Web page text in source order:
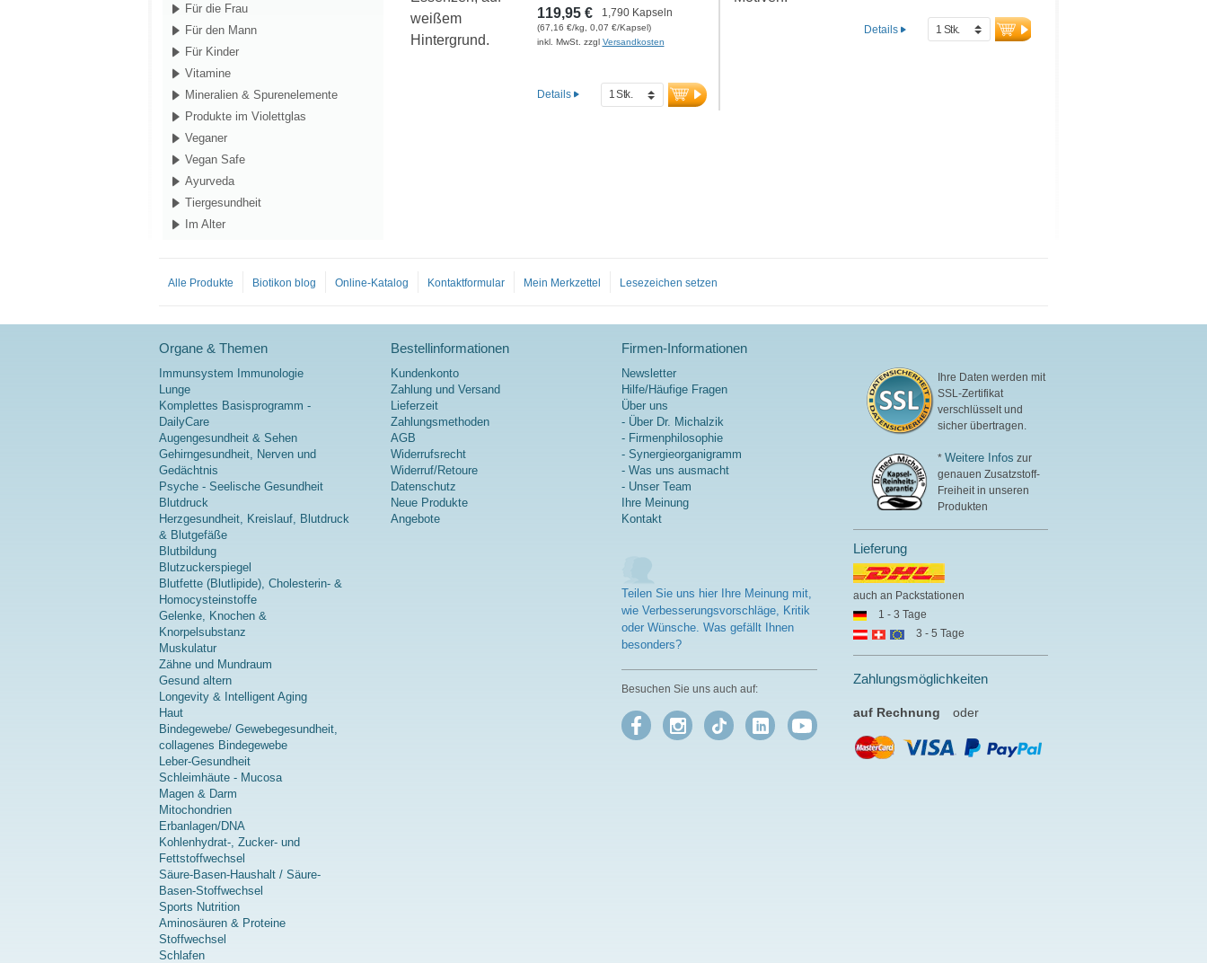
Für die Frau
Für den Mann
Für Kinder
Vitamine
Mineralien & Spurenelemente
Produkte im Violettglas
Veganer
Vegan Safe
Ayurveda
Tiergesundheit
Im Alter
119,95 € 1,790 Kapseln
(67,16 €/kg, 0,07 €/Kapsel)
inkl. MwSt. zzgl Versandkosten
Details
Creatin, D-Ribose
(Muskelzucker) und Acetyl-L-
Details
Alle Produkte Biotikon blog Online-Katalog Kontaktformular Mein Merkzettel Lesezeichen setzen
Organe & Themen
Immunsystem Immunologie
Lunge
Komplettes Basisprogramm -
DailyCare
Augengesundheit & Sehen
Gehirngesundheit, Nerven und
Gedächtnis
Psyche - Seelische Gesundheit
Blutdruck
Herzgesundheit, Kreislauf, Blutdruck
& Blutgefäße
Blutbildung
Blutzuckerspiegel
Blutfette (Blutlipide), Cholesterin- &
Homocysteinstoffe
Gelenke, Knochen &
Knorpelsubstanz
Muskulatur
Zähne und Mundraum
Gesund altern
Longevity & Intelligent Aging
Haut
Bindegewebe/ Gewebegesundheit,
collagenes Bindegewebe
Leber-Gesundheit
Schleimhäute - Mucosa
Magen & Darm
Mitochondrien
Erbanlagen/DNA
Kohlenhydrat-, Zucker- und
Fettstoffwechsel
Säure-Basen-Haushalt / Säure-
Basen-Stoffwechsel
Sports Nutrition
Aminosäuren & Proteine
Stoffwechsel
Schlafen
Bestellinformationen
Kundenkonto
Zahlung und Versand
Lieferzeit
Zahlungsmethoden
AGB
Widerrufsrecht
Widerruf/Retoure
Datenschutz
Neue Produkte
Angebote
Firmen-Informationen
Newsletter
Hilfe/Häufige Fragen
Über uns
- Über Dr. Michalzik
- Firmenphilosophie
- Synergieorganigramm
- Was uns ausmacht
- Unser Team
Ihre Meinung
Kontakt
Teilen Sie uns hier Ihre Meinung mit,
wie Verbesserungsvorschläge, Kritik
oder Wünsche. Was gefällt Ihnen
besonders?
Besuchen Sie uns auch auf:
Ihre Daten werden mit
SSL-Zertifikat
verschlüsselt und
sicher übertragen.
*Weitere Infos zur
genauen Zusatzstoff-
Freiheit in unseren
Produkten
Lieferung
auch an Packstationen
1 - 3 Tage
3 - 5 Tage
Zahlungsmöglichkeiten
auf Rechnung oder